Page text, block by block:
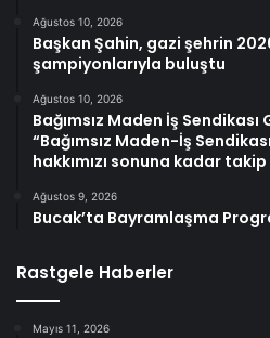
Ağustos 10, 2026
Başkan Şahin, gazi şehrin
şampiyonlarıyla buluştu
Ağustos 10, 2026
Bağımsız Maden İş Sendikası
“Bağımsız Maden-İş
hakkımızı sonuna kadar
Ağustos 9, 2026
Bucak’ta Bayramlaşma
Rastgele Haberler
Mayıs 11, 2026